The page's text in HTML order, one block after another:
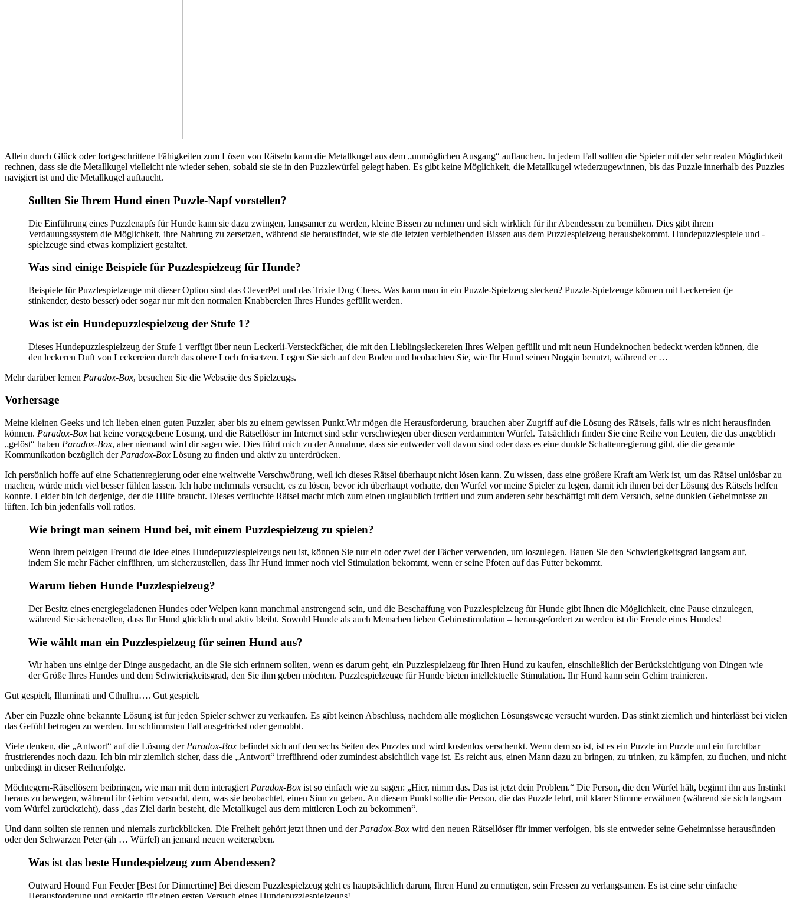
Allein durch Glück oder fortgeschrittene Fähigkeiten zum Lösen von Rätseln kann die Metallkugel aus dem „unmöglichen Ausgang“ auftauchen. In jedem Fall sollten die Spieler mit der sehr realen Möglichkeit
rechnen, dass sie die Metallkugel vielleicht nie wieder sehen, sobald sie sie in den Puzzlewürfel gelegt haben. Es gibt keine Möglichkeit, die Metallkugel wiederzugewinnen, bis das Puzzle innerhalb des Puzzles
navigiert ist und die Metallkugel auftaucht.
Sollten Sie Ihrem Hund einen Puzzle-Napf vorstellen?
Die Einführung eines Puzzlenapfs für Hunde kann sie dazu zwingen, langsamer zu werden, kleine Bissen zu nehmen und sich wirklich für ihr Abendessen zu bemühen. Dies gibt ihrem
Verdauungssystem die Möglichkeit, ihre Nahrung zu zersetzen, während sie herausfindet, wie sie die letzten verbleibenden Bissen aus dem Puzzlespielzeug herausbekommt. Hundepuzzlespiele und -
spielzeuge sind etwas kompliziert gestaltet.
Was sind einige Beispiele für Puzzlespielzeug für Hunde?
Beispiele für Puzzlespielzeuge mit dieser Option sind das CleverPet und das Trixie Dog Chess. Was kann man in ein Puzzle-Spielzeug stecken? Puzzle-Spielzeuge können mit Leckereien (je
stinkender, desto besser) oder sogar nur mit den normalen Knabbereien Ihres Hundes gefüllt werden.
Was ist ein Hundepuzzlespielzeug der Stufe 1?
Dieses Hundepuzzlespielzeug der Stufe 1 verfügt über neun Leckerli-Versteckfächer, die mit den Lieblingsleckereien Ihres Welpen gefüllt und mit neun Hundeknochen bedeckt werden können, die
den leckeren Duft von Leckereien durch das obere Loch freisetzen. Legen Sie sich auf den Boden und beobachten Sie, wie Ihr Hund seinen Noggin benutzt, während er …
Mehr darüber lernen Paradox-Box, besuchen Sie die Webseite des Spielzeugs.
Vorhersage
Meine kleinen Geeks und ich lieben einen guten Puzzler, aber bis zu einem gewissen Punkt.Wir mögen die Herausforderung, brauchen aber Zugriff auf die Lösung des Rätsels, falls wir es nicht herausfinden
können. Paradox-Box hat keine vorgegebene Lösung, und die Rätsellöser im Internet sind sehr verschwiegen über diesen verdammten Würfel. Tatsächlich finden Sie eine Reihe von Leuten, die das angeblich
„gelöst“ haben Paradox-Box, aber niemand wird dir sagen wie. Dies führt mich zu der Annahme, dass sie entweder voll davon sind oder dass es eine dunkle Schattenregierung gibt, die die gesamte
Kommunikation bezüglich der Paradox-Box Lösung zu finden und aktiv zu unterdrücken.
Ich persönlich hoffe auf eine Schattenregierung oder eine weltweite Verschwörung, weil ich dieses Rätsel überhaupt nicht lösen kann. Zu wissen, dass eine größere Kraft am Werk ist, um das Rätsel unlösbar zu
machen, würde mich viel besser fühlen lassen. Ich habe mehrmals versucht, es zu lösen, bevor ich überhaupt vorhatte, den Würfel vor meine Spieler zu legen, damit ich ihnen bei der Lösung des Rätsels helfen
konnte. Leider bin ich derjenige, der die Hilfe braucht. Dieses verfluchte Rätsel macht mich zum einen unglaublich irritiert und zum anderen sehr beschäftigt mit dem Versuch, seine dunklen Geheimnisse zu
lüften. Ich bin jedenfalls voll ratlos.
Wie bringt man seinem Hund bei, mit einem Puzzlespielzeug zu spielen?
Wenn Ihrem pelzigen Freund die Idee eines Hundepuzzlespielzeugs neu ist, können Sie nur ein oder zwei der Fächer verwenden, um loszulegen. Bauen Sie den Schwierigkeitsgrad langsam auf,
indem Sie mehr Fächer einführen, um sicherzustellen, dass Ihr Hund immer noch viel Stimulation bekommt, wenn er seine Pfoten auf das Futter bekommt.
Warum lieben Hunde Puzzlespielzeug?
Der Besitz eines energiegeladenen Hundes oder Welpen kann manchmal anstrengend sein, und die Beschaffung von Puzzlespielzeug für Hunde gibt Ihnen die Möglichkeit, eine Pause einzulegen,
während Sie sicherstellen, dass Ihr Hund glücklich und aktiv bleibt. Sowohl Hunde als auch Menschen lieben Gehirnstimulation – herausgefordert zu werden ist die Freude eines Hundes!
Wie wählt man ein Puzzlespielzeug für seinen Hund aus?
Wir haben uns einige der Dinge ausgedacht, an die Sie sich erinnern sollten, wenn es darum geht, ein Puzzlespielzeug für Ihren Hund zu kaufen, einschließlich der Berücksichtigung von Dingen wie
der Größe Ihres Hundes und dem Schwierigkeitsgrad, den Sie ihm geben möchten. Puzzlespielzeuge für Hunde bieten intellektuelle Stimulation. Ihr Hund kann sein Gehirn trainieren.
Gut gespielt, Illuminati und Cthulhu…. Gut gespielt.
Aber ein Puzzle ohne bekannte Lösung ist für jeden Spieler schwer zu verkaufen. Es gibt keinen Abschluss, nachdem alle möglichen Lösungswege versucht wurden. Das stinkt ziemlich und hinterlässt bei vielen
das Gefühl betrogen zu werden. Im schlimmsten Fall ausgetrickst oder gemobbt.
Viele denken, die „Antwort“ auf die Lösung der Paradox-Box befindet sich auf den sechs Seiten des Puzzles und wird kostenlos verschenkt. Wenn dem so ist, ist es ein Puzzle im Puzzle und ein furchtbar
frustrierendes noch dazu. Ich bin mir ziemlich sicher, dass die „Antwort“ irreführend oder zumindest absichtlich vage ist. Es reicht aus, einen Mann dazu zu bringen, zu trinken, zu kämpfen, zu fluchen, und nicht
unbedingt in dieser Reihenfolge.
Möchtegern-Rätsellösern beibringen, wie man mit dem interagiert Paradox-Box ist so einfach wie zu sagen: „Hier, nimm das. Das ist jetzt dein Problem.“ Die Person, die den Würfel hält, beginnt ihn aus Instinkt
heraus zu bewegen, während ihr Gehirn versucht, dem, was sie beobachtet, einen Sinn zu geben. An diesem Punkt sollte die Person, die das Puzzle lehrt, mit klarer Stimme erwähnen (während sie sich langsam
vom Würfel zurückzieht), dass „das Ziel darin besteht, die Metallkugel aus dem mittleren Loch zu bekommen“.
Und dann sollten sie rennen und niemals zurückblicken. Die Freiheit gehört jetzt ihnen und der Paradox-Box wird den neuen Rätsellöser für immer verfolgen, bis sie entweder seine Geheimnisse herausfinden
oder den Schwarzen Peter (äh … Würfel) an jemand neuen weitergeben.
Was ist das beste Hundespielzeug zum Abendessen?
Outward Hound Fun Feeder [Best for Dinnertime] Bei diesem Puzzlespielzeug geht es hauptsächlich darum, Ihren Hund zu ermutigen, sein Fressen zu verlangsamen. Es ist eine sehr einfache
Herausforderung und großartig für einen ersten Versuch eines Hundepuzzlespielzeugs!